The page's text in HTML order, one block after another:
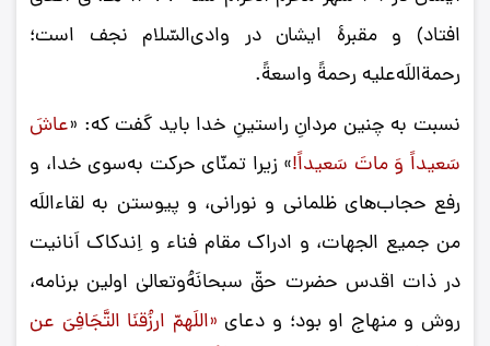
افتاد) و مقبرۀ ایشان در وادی‌السّلام نجف است؛
رحمةاللَه‌علیه رحمةً واسعةً.
نسبت به چنین مردانِ راستینِ خدا باید گفت که: «عاشَ
سَعیداً وَ ماتَ سَعیداً!» زیرا تمنّای حرکت به‌سوی خدا، و
رفع حجاب‌های ظلمانی و نورانی، و پیوستن به لقاءاللَه
من جمیع الجهات، و ادراک مقام فناء و اِندکاک اَنانیت
در ذات اقدس حضرت حقّ سبحانَهُ‌وتعالیٰ اولین برنامه،
روش و منهاج او بود؛ و دعای «اللَهمّ ارزُقنَا التَّجَافِیَ عن